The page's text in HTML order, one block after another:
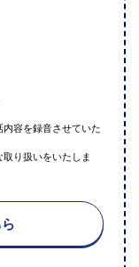
容を録音させていた
り扱いをいたしま